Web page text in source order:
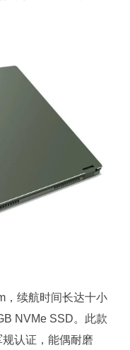
，续航时间长达十小
NVMe SSD。此款
认证，能偶耐磨